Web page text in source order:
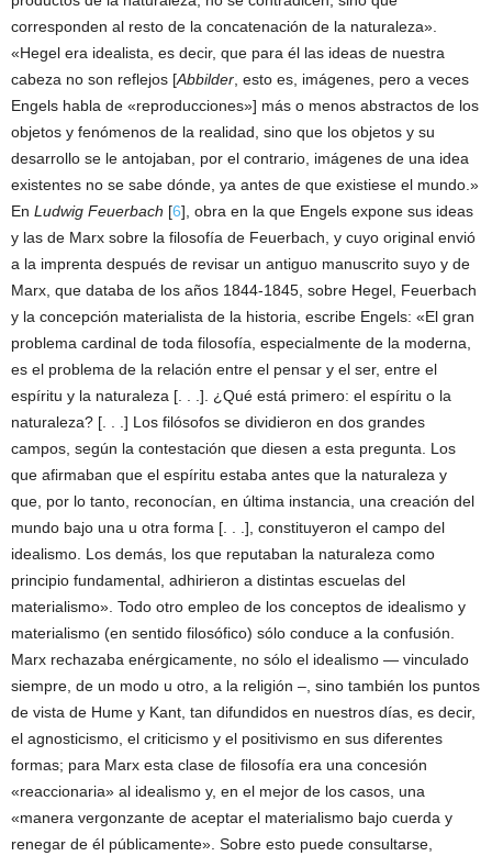
corresponden al resto de la concatenación de la naturaleza».
«Hegel era idealista, es decir, que para él las ideas de nuestra
cabeza no son reflejos [Abbilder, esto es, imágenes, pero a veces
Engels habla de «reproducciones»] más o menos abstractos de los
objetos y fenómenos de la realidad, sino que los objetos y su
desarrollo se le antojaban, por el contrario, imágenes de una idea
existentes no se sabe dónde, ya antes de que existiese el mundo.»
En Ludwig Feuerbach [6], obra en la que Engels expone sus ideas
y las de Marx sobre la filosofía de Feuerbach, y cuyo original envió
a la imprenta después de revisar un antiguo manuscrito suyo y de
Marx, que databa de los años 1844-1845, sobre Hegel, Feuerbach
y la concepción materialista de la historia, escribe Engels: «El gran
problema cardinal de toda filosofía, especialmente de la moderna,
es el problema de la relación entre el pensar y el ser, entre el
espíritu y la naturaleza [. . .]. ¿Qué está primero: el espíritu o la
naturaleza? [. . .] Los filósofos se dividieron en dos grandes
campos, según la contestación que diesen a esta pregunta. Los
que afirmaban que el espíritu estaba antes que la naturaleza y
que, por lo tanto, reconocían, en última instancia, una creación del
mundo bajo una u otra forma [. . .], constituyeron el campo del
idealismo. Los demás, los que reputaban la naturaleza como
principio fundamental, adhirieron a distintas escuelas del
materialismo». Todo otro empleo de los conceptos de idealismo y
materialismo (en sentido filosófico) sólo conduce a la confusión.
Marx rechazaba enérgicamente, no sólo el idealismo — vinculado
siempre, de un modo u otro, a la religión –, sino también los puntos
de vista de Hume y Kant, tan difundidos en nuestros días, es decir,
el agnosticismo, el criticismo y el positivismo en sus diferentes
formas; para Marx esta clase de filosofía era una concesión
«reaccionaria» al idealismo y, en el mejor de los casos, una
«manera vergonzante de aceptar el materialismo bajo cuerda y
renegar de él públicamente». Sobre esto puede consultarse,